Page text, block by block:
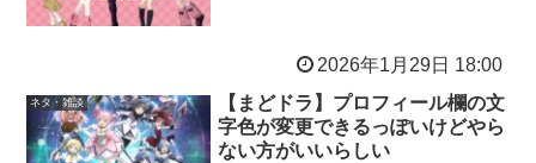
2026年1月29日 18:00
ネタ・雑談
【まどドラ】プロフィール欄の文
字色が変更できるっぽいけどやら
ない方がいいらしい